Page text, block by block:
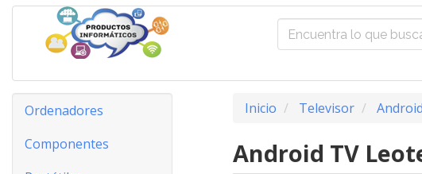
Ordenadores
Componentes
Inicio Televisor
Android TV